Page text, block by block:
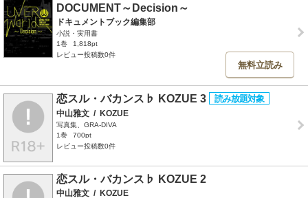
DOCUMENT～Decision～
ドキュメントブック編集部
小説・実用書
1巻
1,818pt
レビュー投稿数0件
無料立読み
恋スル・バカンス♭ KOZUE 3
中山雅文 / KOZUE
写真集、GRA-DIVA
1巻
700pt
レビュー投稿数0件
恋スル・バカンス♭ KOZUE 2
中山雅文 / KOZUE